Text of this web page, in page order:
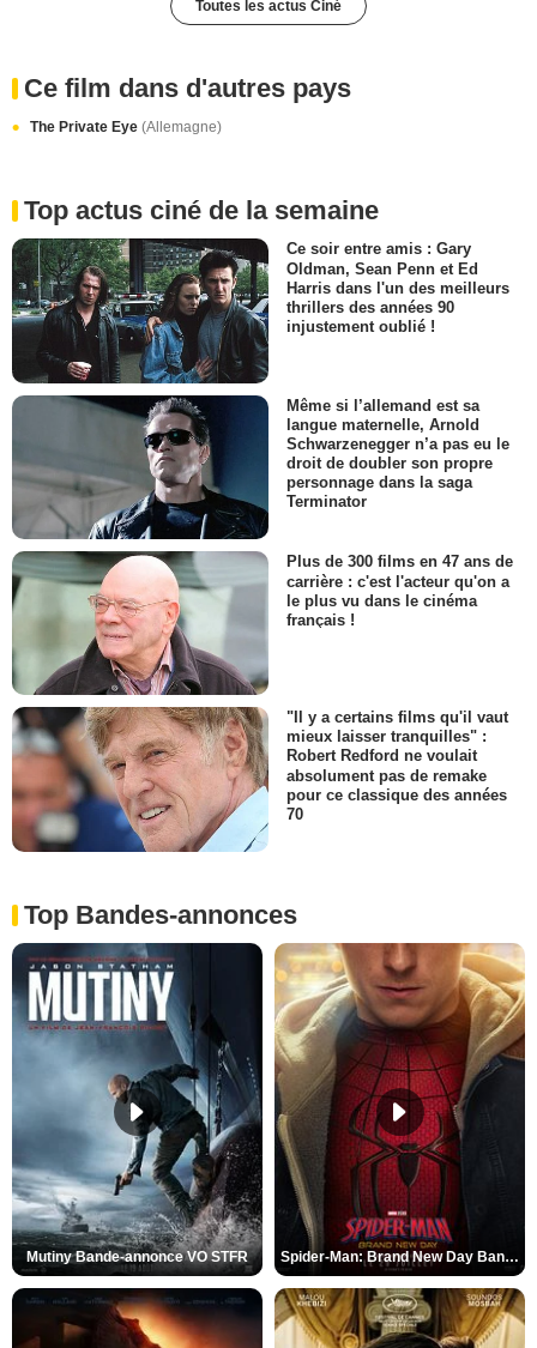
Toutes les actus Ciné
Ce film dans d'autres pays
The Private Eye (Allemagne)
Top actus ciné de la semaine
Ce soir entre amis : Gary
Oldman, Sean Penn et Ed
Harris dans l'un des meilleurs
thrillers des années 90
injustement oublié !
Même si l’allemand est sa
langue maternelle, Arnold
Schwarzenegger n’a pas eu le
droit de doubler son propre
personnage dans la saga
Terminator
Plus de 300 films en 47 ans de
carrière : c'est l'acteur qu'on a
le plus vu dans le cinéma
français !
"Il y a certains films qu'il vaut
mieux laisser tranquilles" :
Robert Redford ne voulait
absolument pas de remake
pour ce classique des années
70
Top Bandes-annonces
Mutiny Bande-annonce VO STFR Spider-Man: Brand New Day Bande-annonce VO STFR